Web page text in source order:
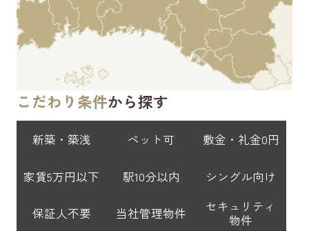
こだわり条件から探す
新築・築浅 ペット可 敷金・礼金0円
家賃5万円以下 駅10分以内 シングル向け
保証人不要 当社管理物件
セキュリティ
物件